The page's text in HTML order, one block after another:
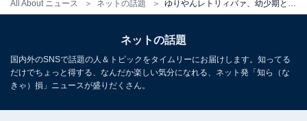
All About ニュース ネットの話題
ネットの話題
国内外のSNSで話題の人＆トピックをタイムリーにお届けします。知ってる
だけでちょっと得する、なんだか楽しい気分になれる、ネット発「知ら（な
きゃ）損」ニュースが盛りだくさん。